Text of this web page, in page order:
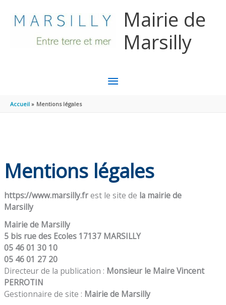
Mairie de
Marsilly
MENU
Accueil Mentions légales
Mentions légales
https://www.marsilly.frest le site de la mairie de
Marsilly
Mairie de Marsilly
5 bis rue des Ecoles 17137 MARSILLY
05 46 01 30 10
05 46 01 27 20
Directeur de la publication : Monsieur le Maire Vincent
PERROTIN
Gestionnaire de site : Mairie de Marsilly